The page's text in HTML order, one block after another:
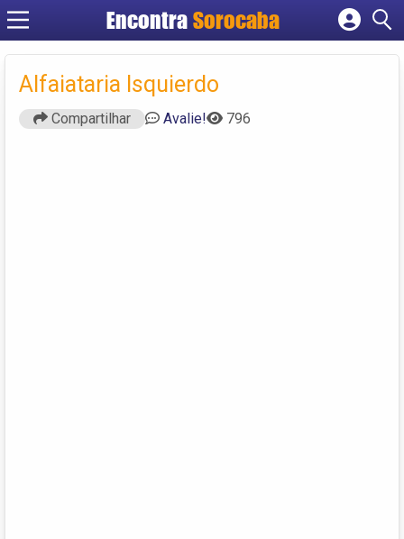
EncontraSorocaba
Cadastrar empresa
Criar conta
Alfaiataria Isquierdo
Compartilhar Avalie! 796